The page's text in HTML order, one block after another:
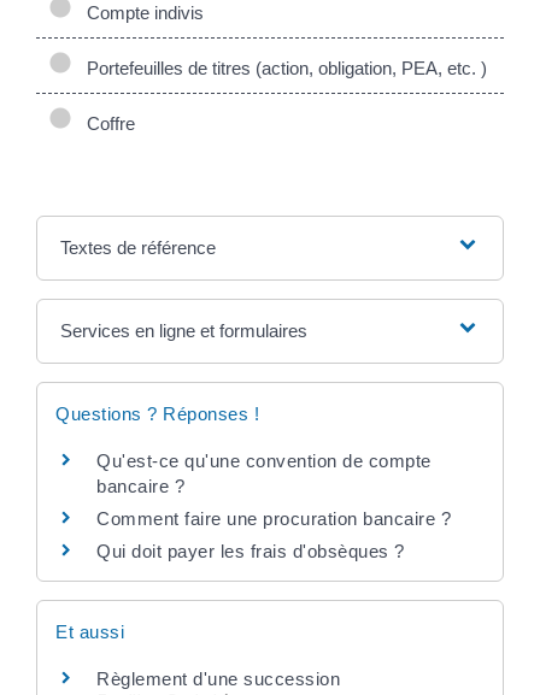
Compte indivis
Portefeuilles de titres (action, obligation, PEA, etc. )
Coffre
Textes de référence
Services en ligne et formulaires
Questions ? Réponses !
Qu'est-ce qu'une convention de compte
bancaire ?
Comment faire une procuration bancaire ?
Qui doit payer les frais d'obsèques ?
Et aussi
Règlement d'une succession